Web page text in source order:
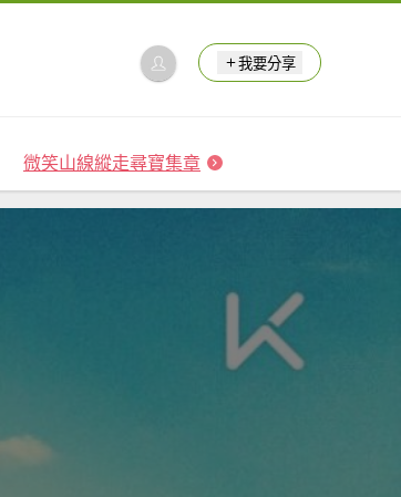
我要分享
微笑山線縱走尋寶集章